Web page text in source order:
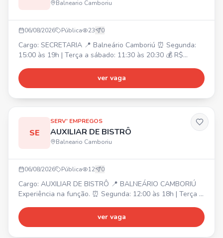
Balneario Camboriu
06/08/2026 Pública 23 0
Cargo: SECRETARIA 📍 Balneário Camboriú ⏰ Segunda:
15:00 às 19h | Terça a sábado: 11:30 às 20:30 💰 R$
Atividades: Atendimento ao público presencial e online,
caixa, auxílio para um bom andamento do salão, cuidado
ver vaga
SE
SERV' EMPREGOS
AUXILIAR DE BISTRÔ
Balneario Camboriu
06/08/2026 Pública 12 0
Cargo: AUXILIAR DE BISTRÔ 📍 BALNEÁRIO CAMBORIÚ
Experiência na função. ⏰ Segunda: 12:00 às 18h | Terça a
(Vale Alimentação) + Hora Extra. Atividades: •
Atendimento ao cliente e cozinha • Preparação de
ver vaga